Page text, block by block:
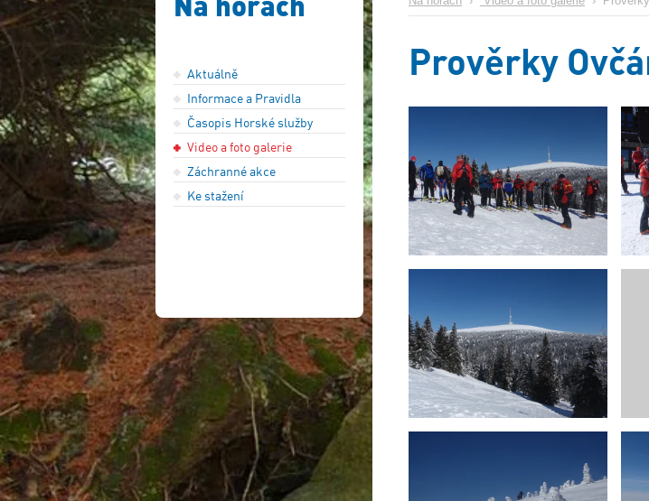
Aktuálně
Informace a Pravidla
Časopis Horské služby
Video a foto galerie
Záchranné akce
Ke stažení
Prověrky